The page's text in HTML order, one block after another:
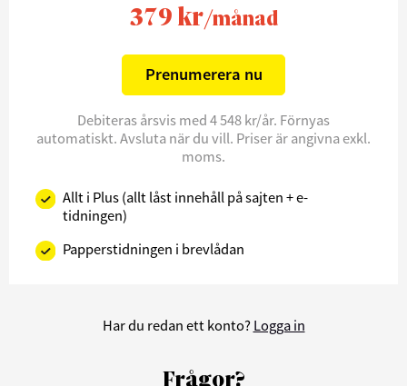
379 kr/månad
Prenumerera nu
Debiteras årsvis med 4 548 kr/år. Förnyas
automatiskt. Avsluta när du vill. Priser är angivna exkl.
moms.
Allt i Plus (allt låst innehåll på sajten + e-
tidningen)
Papperstidningen i brevlådan
Har du redan ett konto? Logga in
Frågor?